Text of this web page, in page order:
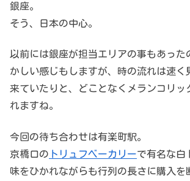
銀座。
そう、日本の中心。
以前には銀座が担当エリアの事もあった
かしい感じもしますが、時の流れは速く
来ていたりと、どことなくメランコリッ
れますね。
今回の待ち合わせは有楽町駅。
京橋口の トリュフベーカリーで有名な白
味をひかれながらも行列の長さに購入を